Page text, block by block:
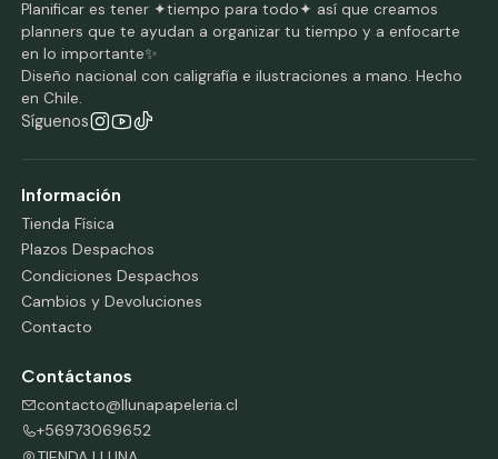
Planificar es tener ✦tiempo para todo✦ así que creamos
planners que te ayudan a organizar tu tiempo y a enfocarte
en lo importante✨
Diseño nacional con caligrafía e ilustraciones a mano. Hecho
en Chile.
Síguenos
Información
Tienda Física
Plazos Despachos
Condiciones Despachos
Cambios y Devoluciones
Contacto
Contáctanos
contacto@llunapapeleria.cl
+56973069652